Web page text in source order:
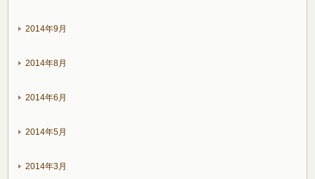
2014年9月
2014年8月
2014年6月
2014年5月
2014年3月